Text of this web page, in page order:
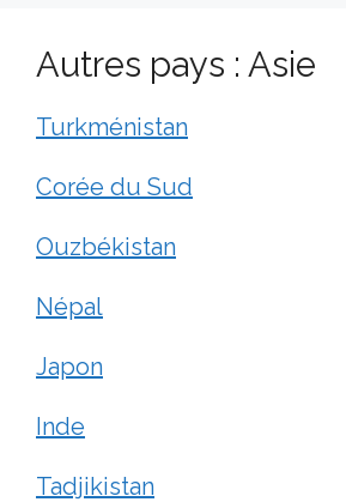
Autres pays : Asie
Turkménistan
Corée du Sud
Ouzbékistan
Népal
Japon
Inde
Tadjikistan